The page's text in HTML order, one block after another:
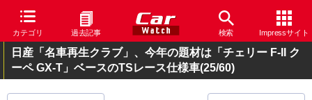
カテゴリ 過去記事 検索 Impressサイト
日産「名車再生クラブ」、今年の題材は「チェリー F-II ク
ーペ GX-T」ベースのTSレース仕様車(25/60)